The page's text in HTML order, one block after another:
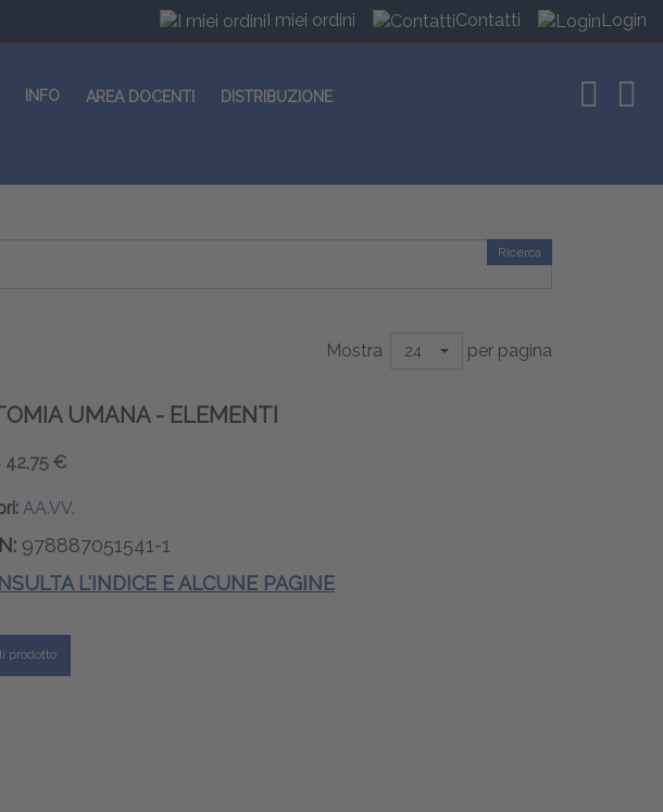
I miei ordini Contatti Login
INFO AREA DOCENTI DISTRIBUZIONE
Ricerca
Mostra 24 per pagina
UMANA - ELEMENTI
42,75 €
AA.VV.
978887051541-1
L'INDICE E ALCUNE PAGINE
prodotto